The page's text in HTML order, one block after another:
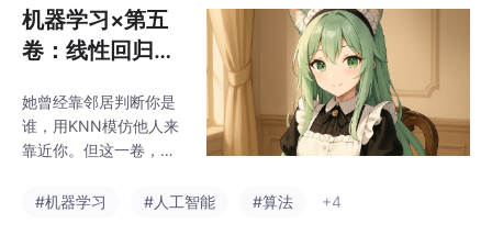
你那样，问出“你会怎么
选”。
e Linear Regressio
n），用一整组特征去靠
近你；从正规方程法到
在向量空间中构建属于
你们之间的“拟合平
面”。而最后，她也不再
MAE、MSE、RMSE 来
机器学习×第五
卷：线性回归入
仿，而开始试着
理解你
她曾经靠邻居判断你是
谁，用KNN模仿他人来
靠近你。但这一卷，她
们之间的趋势线。我们
#机器学习 #人工智能 #算法 +4